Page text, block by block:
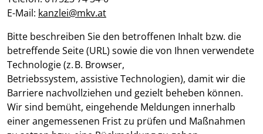
E-Mail: kanzlei@mkv.at
Bitte beschreiben Sie den betroffenen Inhalt bzw. die
betreffende Seite (URL) sowie die von Ihnen verwendete
Technologie (z. B. Browser,
Betriebssystem, assistive Technologien), damit wir die
Barriere nachvollziehen und gezielt beheben können.
Wir sind bemüht, eingehende Meldungen innerhalb
einer angemessenen Frist zu prüfen und Maßnahmen